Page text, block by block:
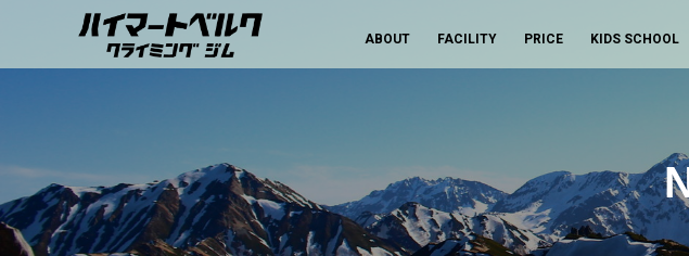
ABOUT FACILITY PRICE KIDS SCHOOL